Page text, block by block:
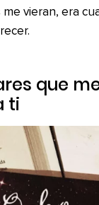
vieran, era
que
ti